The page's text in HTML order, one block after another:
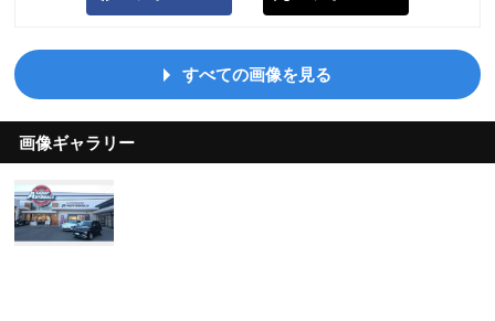
すべての画像を見る
画像ギャラリー